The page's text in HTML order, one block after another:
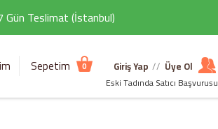
Gün Teslimat (İstanbul)
Sepetim 0 Giriş Yap // Üye Ol
Eski Tadında Satıcı Başvurusu